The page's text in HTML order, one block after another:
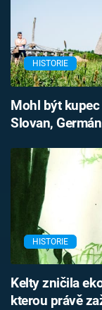
HISTORIE
Mohl být
Slovan,
HISTORIE
Kelty zničila
kterou právě